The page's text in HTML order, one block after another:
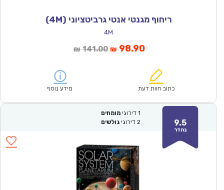
ריחוף מגנטי אנטי גרביטציוני (4M)
4M
₪ 141.00המחיר
₪141.00.
₪ 98.90המחיר
הוא:
כתוב חוות דעת מידע נוסף
9.5
נהדר
1 דירוגי מומחים
2 דירוגי גולשים